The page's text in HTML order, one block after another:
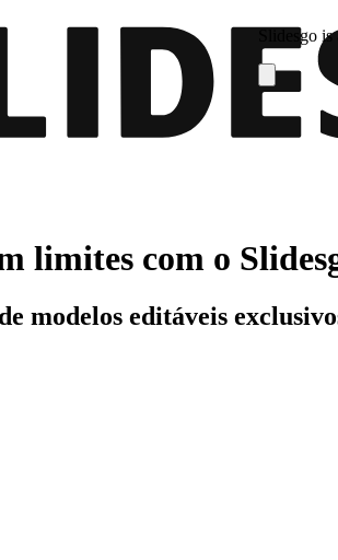
Slidesgo
limites com o
modelos editáveis